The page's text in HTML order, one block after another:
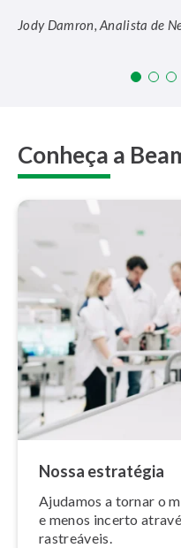
Jody Damron, Analista de
Conheça a
Nossa estratégia
Ajudamos a tornar o
e menos incerto
rastreáveis.